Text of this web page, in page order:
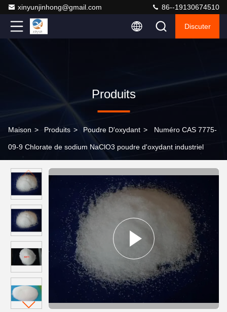
xinyunjinhong@gmail.com 86--19130674510
Discuter
Produits
Maison > Produits > Poudre D'oxydant > Numéro CAS 7775-
09-9 Chlorate de sodium NaClO3 poudre d'oxydant industriel